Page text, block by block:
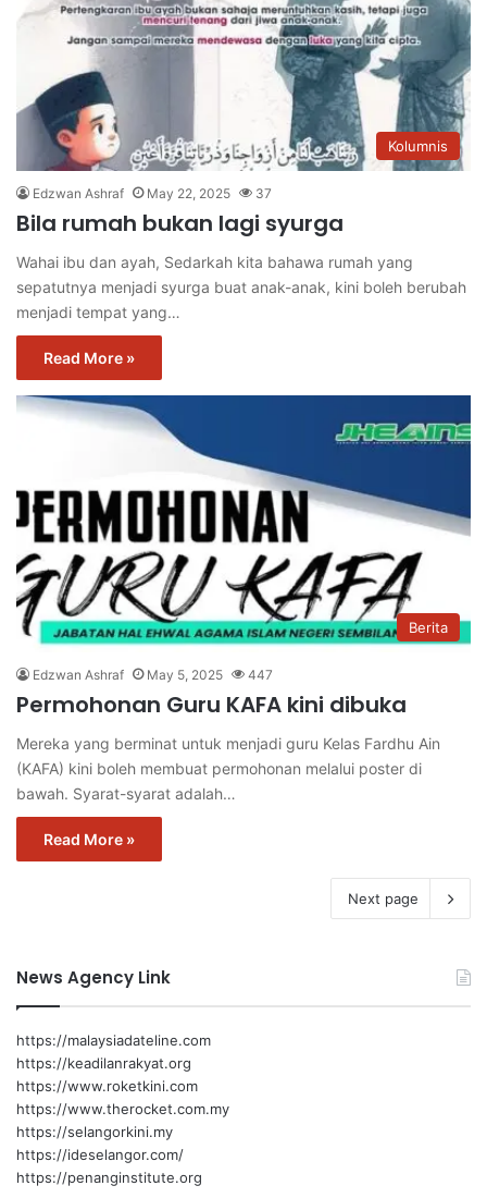
Kolumnis
Edzwan Ashraf May 22, 2025 37
Bila rumah bukan lagi syurga
Wahai ibu dan ayah, Sedarkah kita bahawa rumah yang
sepatutnya menjadi syurga buat anak-anak, kini boleh berubah
menjadi tempat yang…
Read More »
Berita
Edzwan Ashraf May 5, 2025 447
Permohonan Guru KAFA kini dibuka
Mereka yang berminat untuk menjadi guru Kelas Fardhu Ain
(KAFA) kini boleh membuat permohonan melalui poster di
bawah. Syarat-syarat adalah…
Read More »
Next page
News Agency Link
https://malaysiadateline.com
https://keadilanrakyat.org
https://www.roketkini.com
https://www.therocket.com.my
https://selangorkini.my
https://ideselangor.com/
https://penanginstitute.org